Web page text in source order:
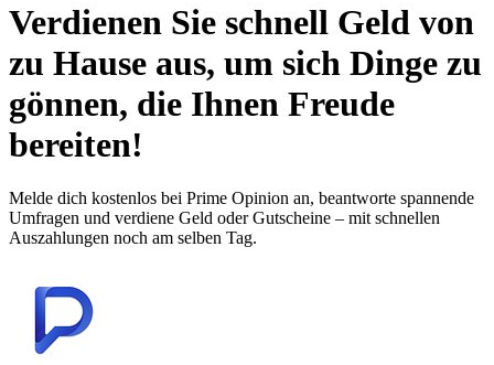
Verdienen Sie schnell Geld von
zu Hause aus, um sich Dinge zu
gönnen, die Ihnen Freude
bereiten!
Melde dich kostenlos bei Prime Opinion an, beantworte spannende
Umfragen und verdiene Geld oder Gutscheine – mit schnellen
Auszahlungen noch am selben Tag.